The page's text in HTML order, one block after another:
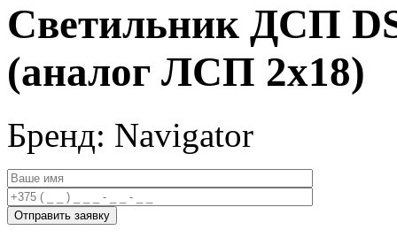
Светильник ДСП
(аналог ЛСП 2х18)
Бренд: Navigator